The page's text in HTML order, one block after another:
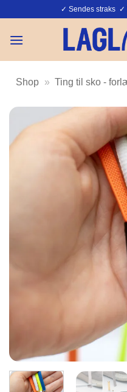
indhold
✓ Sendes straks ✓
Shop » Ting til sko -